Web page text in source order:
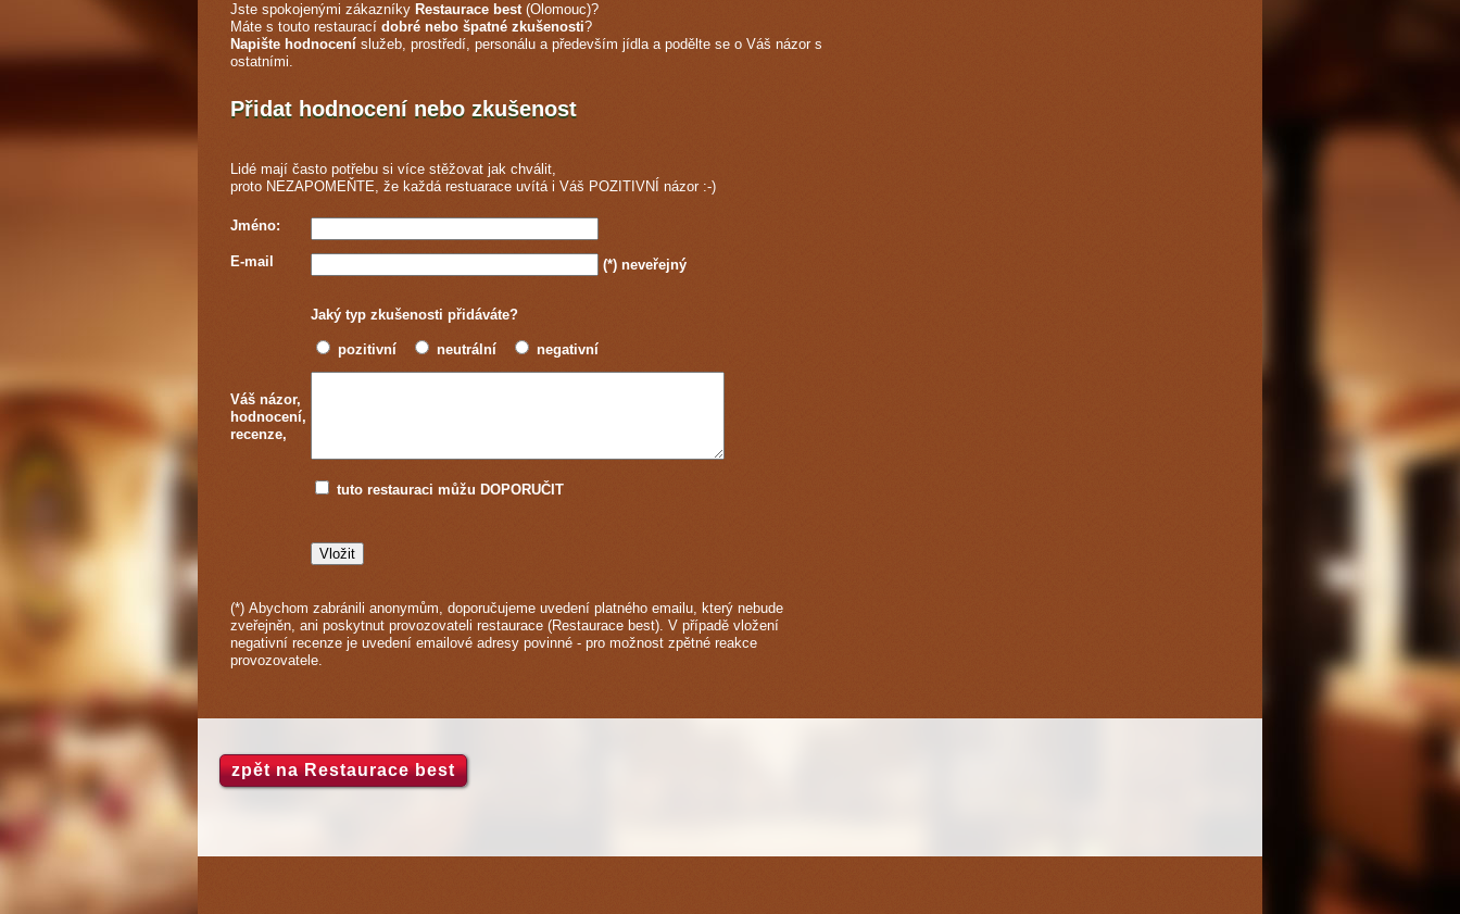
Jste spokojenými zákazníky Restaurace best(Olomouc)?
Máte s touto restaurací dobré nebo špatné zkušenosti?
Napište hodnocení služeb, prostředí, personálu a především jídla a podělte se o Váš názor s
ostatními.
Přidat hodnocení nebo zkušenost
Lidé mají často potřebu si více stěžovat jak chválit,
proto NEZAPOMEŇTE, že každá restuarace uvítá i Váš POZITIVNÍ názor :-)
Jméno:
E-mail (*) neveřejný
Jaký typ zkušenosti přidáváte?
pozitivní neutrální negativní
Váš názor,
hodnocení,
recenze,
tuto restauraci můžu DOPORUČIT
(*) Abychom zabránili anonymům, doporučujeme uvedení platného emailu, který nebude
zveřejněn, ani poskytnut provozovateli restaurace (Restaurace best). V případě vložení
negativní recenze je uvedení emailové adresy povinné - pro možnost zpětné reakce
provozovatele.
zpět na Restaurace best